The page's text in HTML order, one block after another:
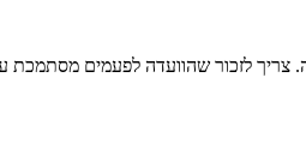
צריך לזכור שהוועדה לפעמים